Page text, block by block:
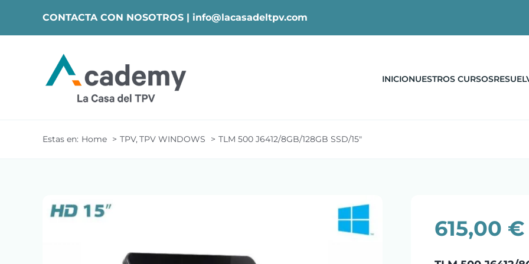
content
CONTACTA CON NOSOTROS | info@lacasadeltpv.com
INICIONUESTROS CURSOS
Estas en: Home TPV TPV WINDOWS TLM 500 J6412/8GB/128GB SSD/15″
615,00 €